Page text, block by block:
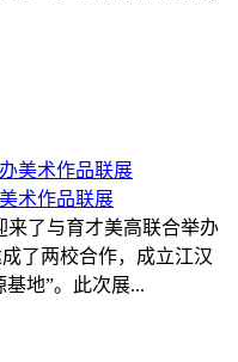
术作品联展
来了与育才美高联合举办
了两校合作，成立江汉
地”。此次展...